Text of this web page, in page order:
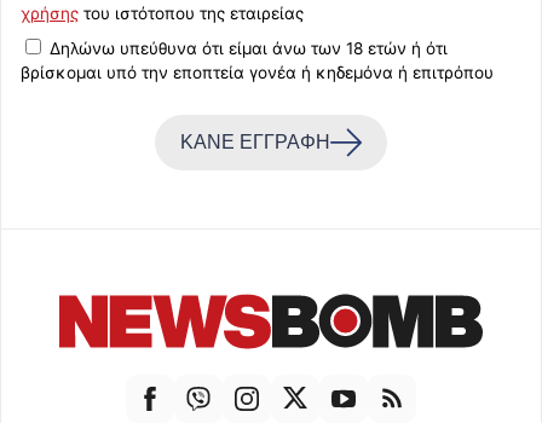
χρήσης του ιστότοπου της εταιρείας
Δηλώνω υπεύθυνα ότι είμαι άνω των 18 ετών ή ότι
βρίσκομαι υπό την εποπτεία γονέα ή κηδεμόνα ή επιτρόπου
ΚΑΝΕ ΕΓΓΡΑΦΗ